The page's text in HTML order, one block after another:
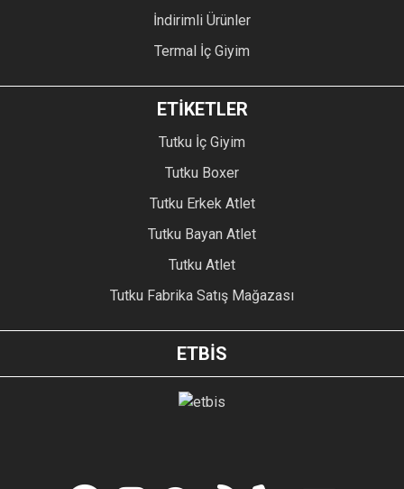
İndirimli Ürünler
Termal İç Giyim
ETİKETLER
Tutku İç Giyim
Tutku Boxer
Tutku Erkek Atlet
Tutku Bayan Atlet
Tutku Atlet
Tutku Fabrika Satış Mağazası
ETBİS